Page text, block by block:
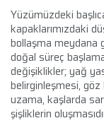
Yüzümüzdeki
kapaklarımızdaki
bollaşma meydana
doğal süreç
değişiklikler; yağ
belirginleşmesi,
uzama, kaşlarda
şişliklerin